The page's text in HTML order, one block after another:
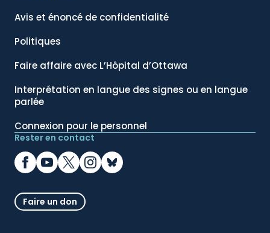
Avis et énoncé de confidentialité
Politiques
Faire affaire avec L’Hôpital d’Ottawa
Interprétation en langue des signes ou en langue
parlée
Connexion pour le personnel
Rester en contact
Faire un don